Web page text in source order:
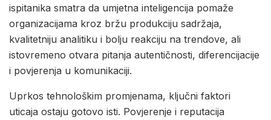
ispitanika smatra da umjetna inteligencija pomaže
organizacijama kroz bržu produkciju sadržaja,
kvalitetniju analitiku i bolju reakciju na trendove, ali
istovremeno otvara pitanja autentičnosti, diferencijacije
i povjerenja u komunikaciji.
Uprkos tehnološkim promjenama, ključni faktori
uticaja ostaju gotovo isti. Povjerenje i reputacija